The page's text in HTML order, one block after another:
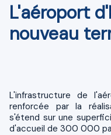
L'aéroport
nouveau
L'infrastructure de l'aéroport Essaouira Mogador a été
renforcée par la
s'étend sur une
d'accueil de 300 000